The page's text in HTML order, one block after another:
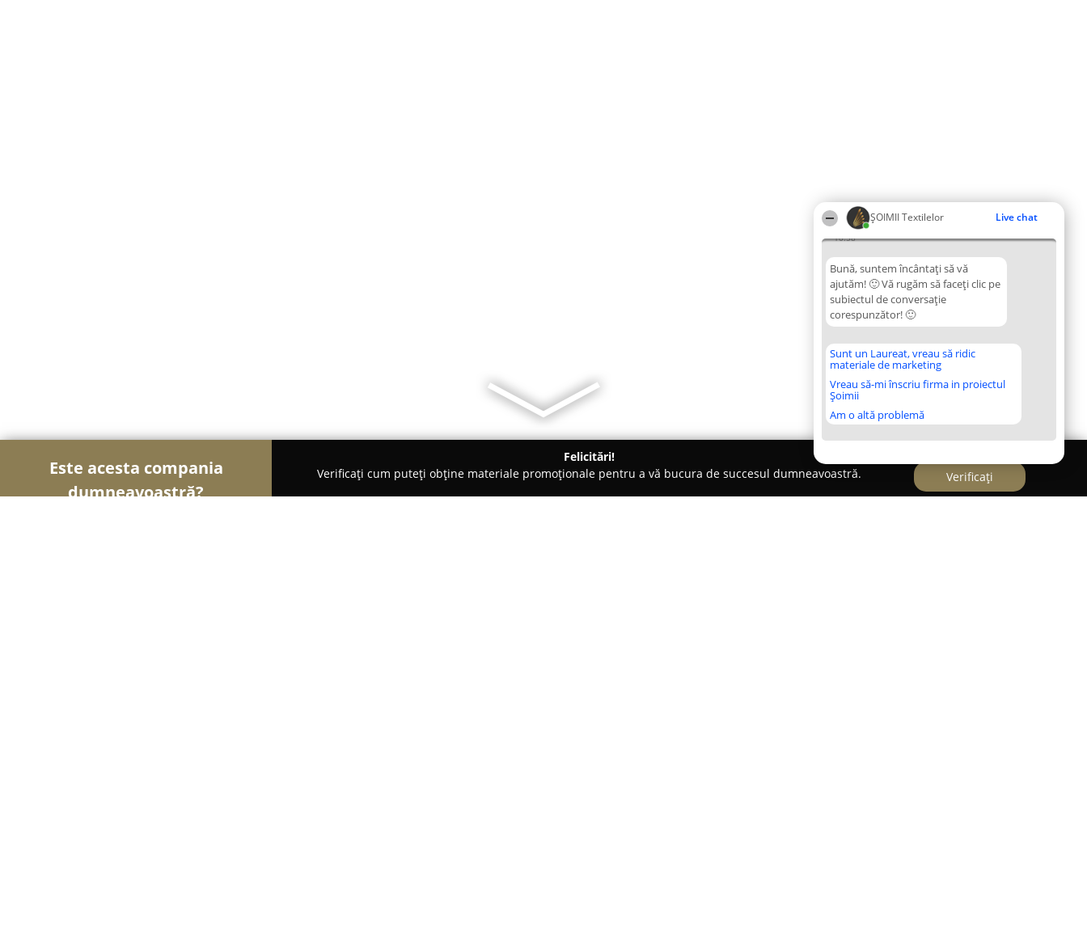
ȘOIMII Textilelor Live chat
10:58
Bună, suntem încântați să vă
ajutăm! 🙂 Vă rugăm să faceți clic pe
subiectul de conversație
corespunzător! 🙂
Sunt un Laureat, vreau să ridic
materiale de marketing
Vreau să-mi înscriu firma in proiectul
Șoimii
Am o altă problemă
Este acesta compania
dumneavoastră?
Felicitări!
Verificați cum puteți obține materiale promoționale pentru a vă bucura de succesul dumneavoastră.
Verificați